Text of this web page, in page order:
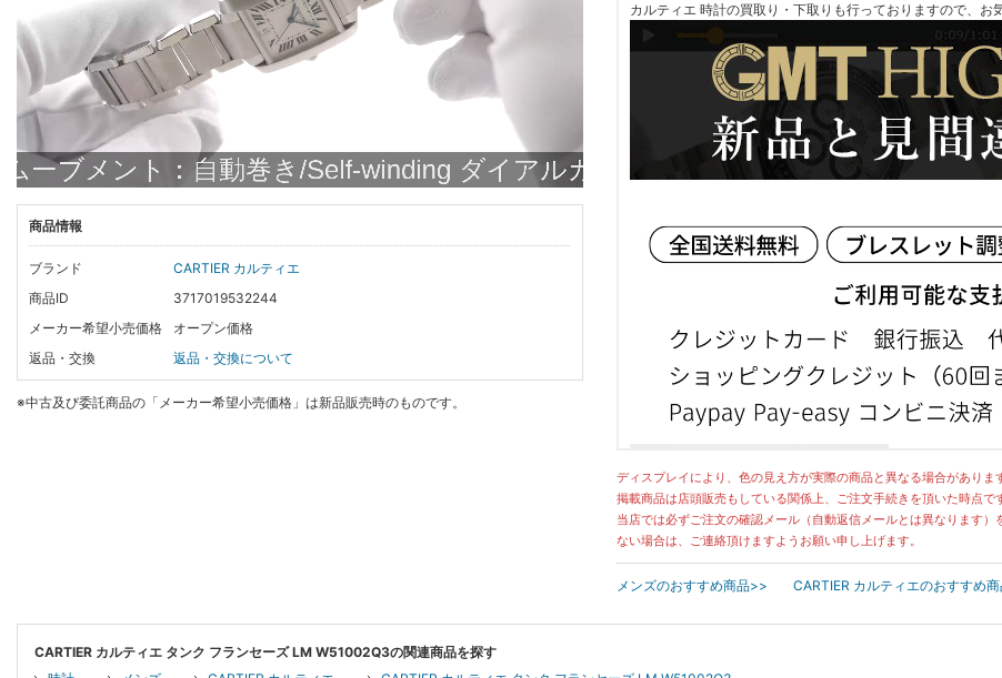
カルティエ 時計の買取り・下取りも行っておりますので、お
ディスプレイにより、色の見え方が実際の商品と異なる場合がありま
掲載商品は店頭販売もしている関係上、ご注文手続きを頂いた時点で
当店では必ずご注文の確認メール（自動返信メールとは異なります
ない場合は、ご連絡頂けますようお願い申し上げます。
メンズのおすすめ商品>> CARTIER カルティエのおすすめ
商品情報
ブランド
CARTIER カルティエ
商品ID
3717019532244
メーカー希望小売価格
オープン価格
返品・交換
返品・交換について
※中古及び委託商品の「メーカー希望小売価格」は新品販売時のものです。
CARTIER カルティエ タンク フランセーズ LM W51002Q3の関連商品を探す